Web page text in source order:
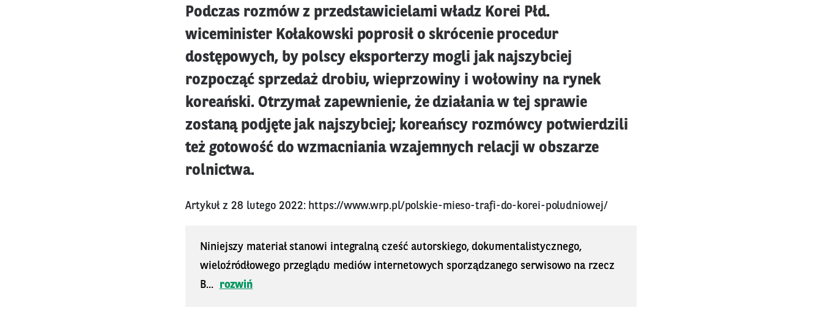
Podczas rozmów z przedstawicielami władz Korei Płd.
wiceminister Kołakowski poprosił o skrócenie procedur
dostępowych, by polscy eksporterzy mogli jak najszybciej
rozpocząć sprzedaż drobiu, wieprzowiny i wołowiny na rynek
koreański. Otrzymał zapewnienie, że działania w tej sprawie
zostaną podjęte jak najszybciej; koreańscy rozmówcy potwierdzili
też gotowość do wzmacniania wzajemnych relacji w obszarze
rolnictwa.
Artykuł z 28 lutego 2022: https://www.wrp.pl/polskie-mieso-trafi-do-korei-poludniowej/
Niniejszy materiał stanowi integralną cześć autorskiego, dokumentalistycznego,
wieloźródłowego przeglądu mediów internetowych sporządzanego serwisowo na rzecz
B...
rozwiń